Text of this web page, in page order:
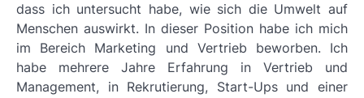
dass ich untersucht habe, wie sich die Umwelt auf
Menschen auswirkt. In dieser Position habe ich mich
im Bereich Marketing und Vertrieb beworben. Ich
habe mehrere Jahre Erfahrung in Vertrieb und
Management, in Rekrutierung, Start-Ups und einer